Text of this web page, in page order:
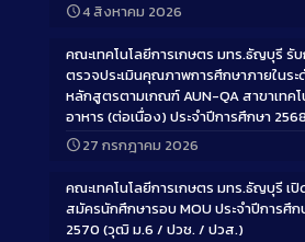
4 สิงหาคม 2026
คณะเทคโนโลยีการเกษตร มทร.ธัญบุรี รับ
ตรวจประเมินคุณภาพการศึกษาภายในระ
หลักสูตรตามเกณฑ์ AUN-QA สาขาเทคโ
อาหาร (ต่อเนื่อง) ประจำปีการศึกษา 2568
27 กรกฎาคม 2026
คณะเทคโนโลยีการเกษตร มทร.ธัญบุรี เ
สมัครนักศึกษารอบ MOU ประจำปีการศึก
2570 (วุฒิ ม.6 / ปวช. / ปวส.)